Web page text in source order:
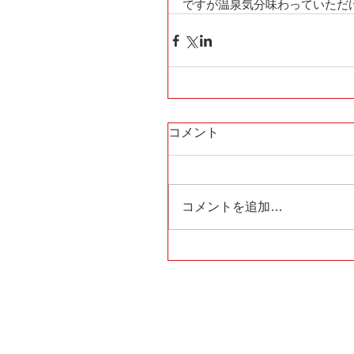
ですが温泉気分味わっていただ
コメント
コメントを追加…